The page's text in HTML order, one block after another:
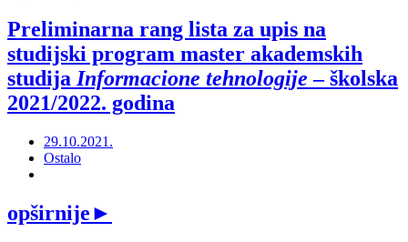
Preliminarna rang lista za upis na
studijski program master akademskih
studija Informacione tehnologije – školska
2021/2022. godina
29.10.2021.
Ostalo
opširnije►